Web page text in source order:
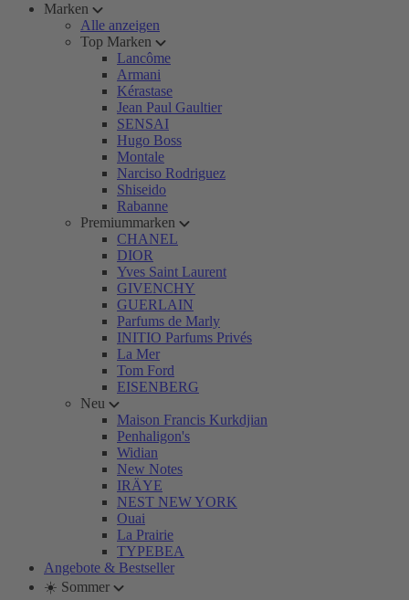
Marken
Alle anzeigen
Top Marken
Lancôme
Armani
Kérastase
Jean Paul Gaultier
SENSAI
Hugo Boss
Montale
Narciso Rodriguez
Shiseido
Rabanne
Premiummarken
CHANEL
DIOR
Yves Saint Laurent
GIVENCHY
GUERLAIN
Parfums de Marly
INITIO Parfums Privés
La Mer
Tom Ford
EISENBERG
Neu
Maison Francis Kurkdjian
Penhaligon's
Widian
New Notes
IRÄYE
NEST NEW YORK
Ouai
La Prairie
TYPEBEA
Angebote & Bestseller
☀️ Sommer